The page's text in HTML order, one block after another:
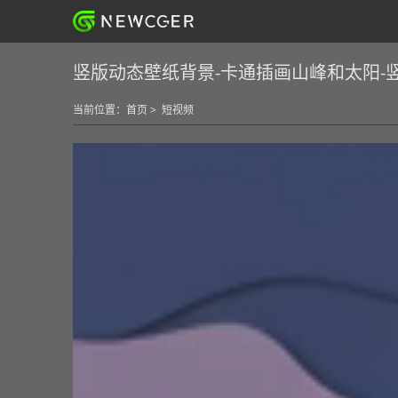
竖版动态壁纸背景-卡通插画山峰和太阳-
当前位置： 首页 > 短视频